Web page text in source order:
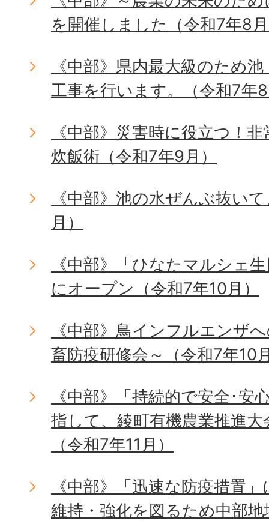
を開催しました（令和7年8
《中部》県内最大級のため
工事を行います。（令和7年
《中部》災害時に役立つ！
炊飯術（令和7年9月）
《中部》池の水ぜんぶ抜い
月）
《中部》「ひなたマルシェ
にオープン（令和7年10月）
《中部》鳥インフルエンザ
畜防疫研修会～（令和7年10
《中部》「持続的で安全･安
指して、綾町有機農業推進
（令和7年11月）
《中部》「迅速な防疫措置
維持・強化を図るため中部